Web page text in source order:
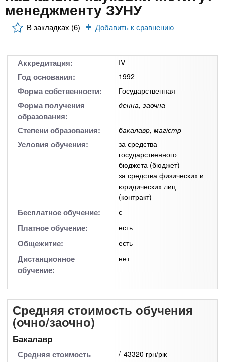
n
t
s
n
o
х
Онлайн курсы
За рубежом
менеджменту ЗУНУ
В закладках (6) Добавить к сравнению
Аккредитация: IV
Год основания: 1992
Форма собственности: Государственная
Форма получения
образования:
денна, заочна
Степени образования: бакалавр, магістр
Условия обучения:
за средства
государственного
бюджета (бюджет)
за средства физических и
юридических лиц
(контракт)
Бесплатное обучение: є
Платное обучение: есть
Общежитие: есть
Дистанционное
обучение:
нет
Средняя стоимость обучения
(очно/заочно)
Бакалавр
Средняя стоимость
43320 грн/рік